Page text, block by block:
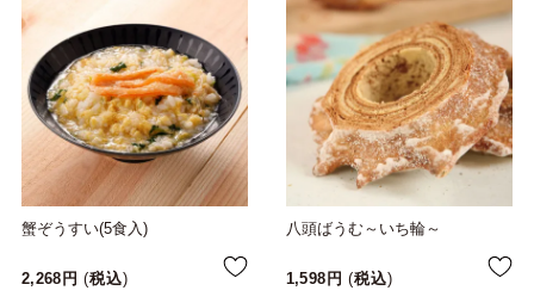
蟹ぞうすい(5食入)
2,268 税込
八頭ばうむ～いち輪～
1,598 税込